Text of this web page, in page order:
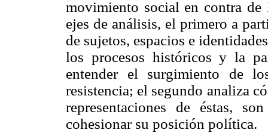
movimiento social en contra
ejes de análisis, el primero a
de sujetos, espacios e
los procesos históricos y la
entender el surgimiento de
resistencia; el segundo analiza
representaciones de éstas,
cohesionar su posición política.